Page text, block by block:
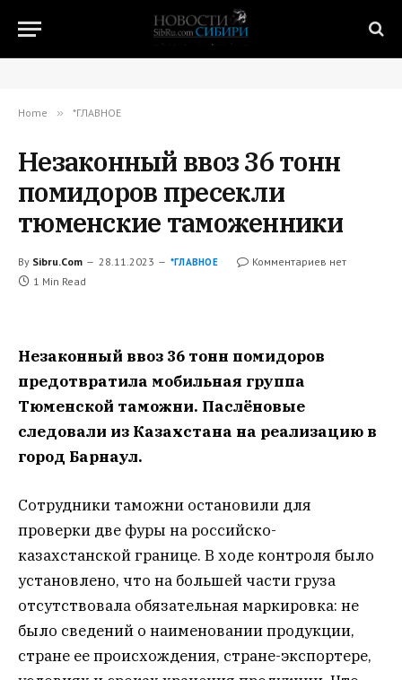
Home » *ГЛАВНОЕ
Незаконный ввоз 36 тонн
помидоров пресекли
тюменские таможенники
By Sibru.Com 28.11.2023 *ГЛАВНОЕ
Комментариев нет
1 Min Read
Незаконный ввоз 36 тонн помидоров
предотвратила мобильная группа
Тюменской таможни. Паслёновые
следовали из Казахстана на реализацию в
город Барнаул.
Сотрудники таможни остановили для
проверки две фуры на российско-
казахстанской границе. В ходе контроля было
установлено, что на большей части груза
отсутствовала обязательная маркировка: не
было сведений о наименовании продукции,
стране ее происхождения, стране-экспортере,